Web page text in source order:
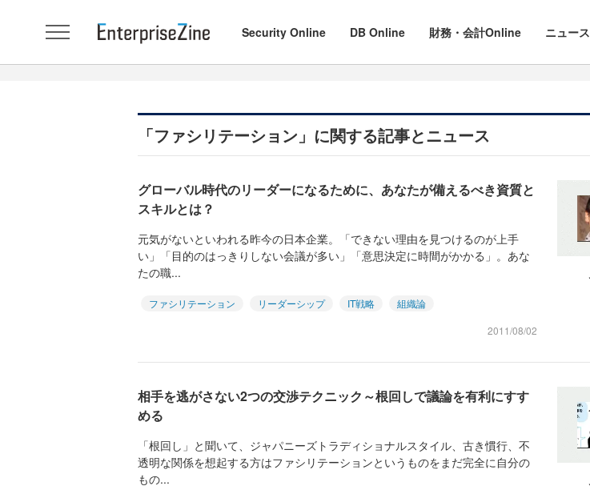
Security Online DB Online 財務・会計Online ニュース
「ファシリテーション」に関する記事とニュース
グローバル時代のリーダーになるために、あなたが備えるべき資質と
スキルとは？
元気がないといわれる昨今の日本企業。「できない理由を見つけるのが上手
い」「目的のはっきりしない会議が多い」「意思決定に時間がかかる」。あな
たの職...
ファシリテーション リーダーシップ IT戦略
組織論
2011/08/02
相手を逃がさない2つの交渉テクニック～根回しで議論を有利にすす
める
「根回し」と聞いて、ジャパニーズトラディショナルスタイル、古き慣行、不
透明な関係を想起する方はファシリテーションというものをまだ完全に自分の
もの...